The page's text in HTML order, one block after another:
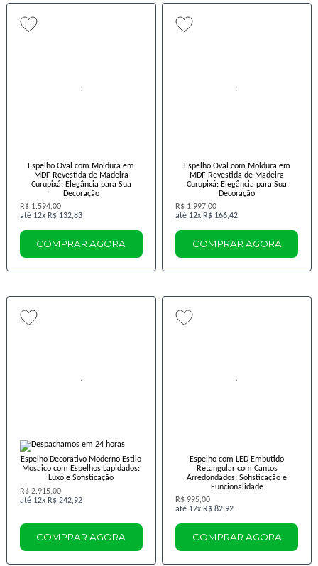
Espelho Oval com Moldura em
MDF Revestida de Madeira
Curupixá: Elegância para Sua
Decoração
R$ 1.594,00
12x R$ 132,83
COMPRAR AGORA
Espelho Oval com Moldura em
MDF Revestida de Madeira
Curupixá: Elegância para Sua
Decoração
R$ 1.997,00
12x R$ 166,42
COMPRAR AGORA
Espelho Decorativo Moderno Estilo
Mosaico com Espelhos Lapidados:
Luxo e Sofisticação
R$ 2.915,00
12x R$ 242,92
COMPRAR AGORA
Espelho com LED Embutido
Retangular com Cantos
Arredondados: Sofisticação e
Funcionalidade
R$ 995,00
12x R$ 82,92
COMPRAR AGORA